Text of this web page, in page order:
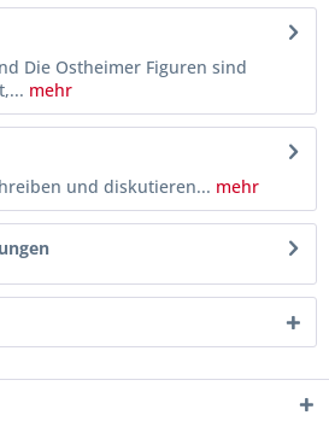
Die Ostheimer Figuren sind
mehr
und diskutieren... mehr